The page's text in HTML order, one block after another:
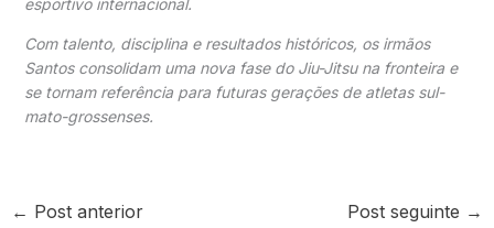
Com talento, disciplina e resultados históricos, os irmãos
Santos consolidam uma nova fase do Jiu-Jitsu na fronteira e
se tornam referência para futuras gerações de atletas sul-
mato-grossenses.
← Post anterior Post seguinte →